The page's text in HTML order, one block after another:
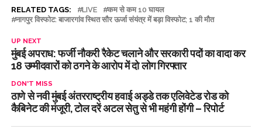
RELATED TAGS: LIVE
कम से कम 10 घायल
नागपुर विस्फोट: बाजारगांव स्थित सौर ऊर्जा संयंत्र में बड़ा विस्फोट; 1 की मौत
UP NEXT
मुंबई अपराध: फर्जी नौकरी रैकेट चलाने और सरकारी पदों का वादा कर
18 उम्मीदवारों को ठगने के आरोप में दो लोग गिरफ्तार
DON'T MISS
ठाणे से नवी मुंबई अंतरराष्ट्रीय हवाई अड्डे तक एलिवेटेड रोड को
कैबिनेट की मंजूरी, टोल दरें अटल सेतु से भी महंगी होंगी – रिपोर्ट